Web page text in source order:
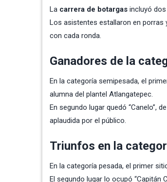
La carrera de botargas incluyó
Los asistentes estallaron en
con cada ronda.
Ganadores de la
En la categoría semipesada, el
alumna del plantel Atlangatepec.
En segundo lugar quedó “Canelo”,
aplaudida por el público.
Triunfos en la
En la categoría pesada, el primer
El segundo lugar lo ocupó “Capitán